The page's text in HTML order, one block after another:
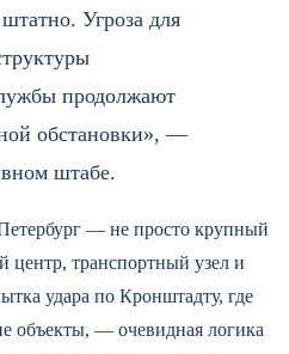
Угроза для
продолжают
обстановки», —
штабе.
— не просто крупный
центр, транспортный узел и
удара по Кронштадту, где
объекты, — очевидная логика